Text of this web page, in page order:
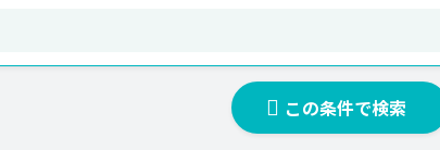
この条件で検索